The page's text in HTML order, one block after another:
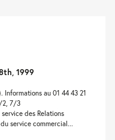
1999
Informations au 01 44 43 21
2, 7/3
des Relations
service commercial...